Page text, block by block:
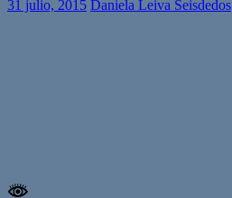
31 julio, 2015 Daniela Leiva Seisdedos